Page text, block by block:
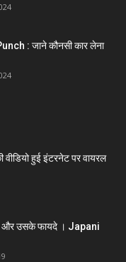
: जाने कौनसी कार लेना
वीडियो हुई इंटरनेट पर वायरल
और उसके फायदे । Japani